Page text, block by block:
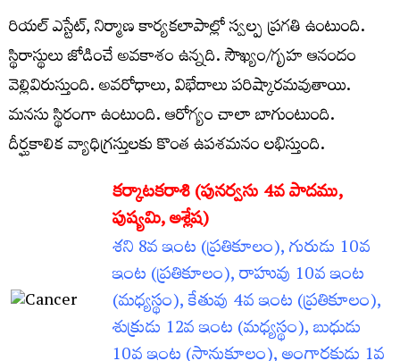
రియల్‌ ఎస్టేట్‌, నిర్మాణ కార్యకలాపాల్లో స్వల్ప ప్రగతి ఉంటుంది.
స్థిరాస్థులు జోడించే అవకాశం ఉన్నది. సౌఖ్యం/గృహ ఆనందం
వెల్లివిరుస్తుంది. అవరోధాలు, విభేదాలు పరిష్కారమవుతాయి.
మనసు స్థిరంగా ఉంటుంది. ఆరోగ్యం చాలా బాగుంటుంది.
దీర్ఘకాలిక వ్యాధిగ్రస్తులకు కొంత ఉపశమనం లభిస్తుంది.
కర్కాటకరాశి (పునర్వసు 4వ పాదము,
పుష్యమి, అశ్లేష)
శని 8వ ఇంట (ప్రతికూలం), గురుడు 10వ
ఇంట (ప్రతికూలం), రాహువు 10వ ఇంట
(మధ్యస్థం), కేతువు 4వ ఇంట (ప్రతికూలం),
శుక్రుడు 12వ ఇంట (మధ్యస్థం), బుధుడు